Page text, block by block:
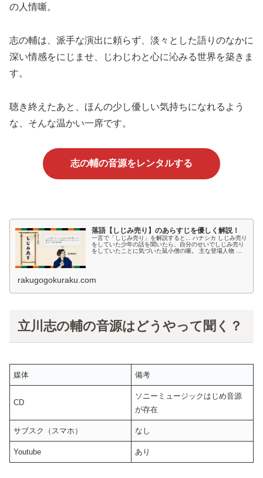
の人情噺。
志の輔は、派手な演出に頼らず、淡々とした語りのなかに
深い情感をにじませ、じわじわと心に沁みる世界を築きま
す。
聴き終えたあと、ほんの少し優しい気持ちになれるよう
な、そんな温かい一席です。
志の輔の音源をレンタルする
落語【しじみ売り】のあらすじを優しく解説！
一言で「しじみ売り」を解説すると... ハナシカ しじみ売り
をしていた少年の話を聞いたら、自分のせいでしじみ売り
をしていたことに気づいた鼠小僧の噺。 主な登場人物 し
rakugogokuraku.com
立川志の輔の音源はどうやって聞く？
媒体 備考
CD
ソニーミュージックはじめ音源
が存在
サブスク（スマホ） なし
Youtube あり